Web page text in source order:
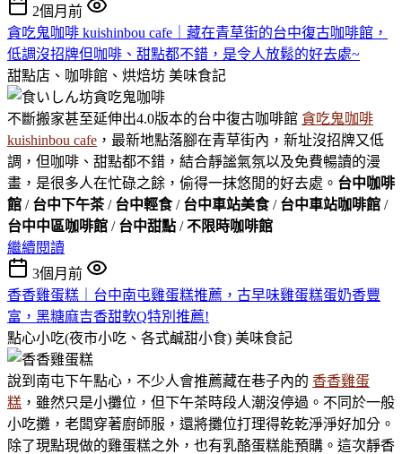
2個月前
貪吃鬼咖啡 kuishinbou cafe｜藏在青草街的台中復古咖啡館，
低調沒招牌但咖啡、甜點都不錯，是令人放鬆的好去處~
甜點店、咖啡館、烘焙坊 美味食記
不斷搬家甚至延伸出4.0版本的台中復古咖啡館 貪吃鬼咖啡
kuishinbou cafe ，最新地點落腳在青草街內，新址沒招牌又低
調，但咖啡、甜點都不錯，結合靜謐氣氛以及免費暢讀的漫
畫，是很多人在忙碌之餘，偷得一抹悠閒的好去處。 台中咖啡
館 / 台中下午茶/ 台中輕食/ 台中車站美食/ 台中車站咖啡館 /
台中中區咖啡館 / 台中甜點 /不限時咖啡館
繼續閱讀
3個月前
香香雞蛋糕｜台中南屯雞蛋糕推薦，古早味雞蛋糕蛋奶香豐
富，黑糖麻吉香甜軟Q特別推薦!
點心小吃(夜市小吃、各式鹹甜小食) 美味食記
說到南屯下午點心，不少人會推薦藏在巷子內的 香香雞蛋
糕 ，雖然只是小攤位，但下午茶時段人潮沒停過。不同於一般
小吃攤，老闆穿著廚師服，還將攤位打理得乾乾淨淨好加分。
除了現點現做的雞蛋糕之外，也有乳酪蛋糕能預購。這次靜香